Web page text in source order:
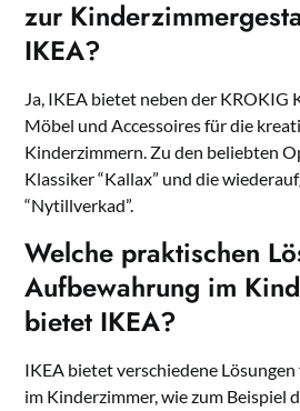
zur
IKEA?
Ja, IKEA bietet neben der KROKIG
Möbel und Accessoires für die
Kinderzimmern. Zu den beliebten
Klassiker “Kallax” und die
“Nytillverkad”.
Welche praktischen
Aufbewahrung im
bietet IKEA?
IKEA bietet verschiedene
im Kinderzimmer, wie zum Beispiel